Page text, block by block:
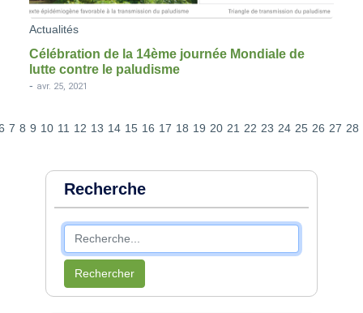
Actualités
Célébration de la 14ème journée Mondiale de
lutte contre le paludisme
- avr. 25, 2021
7 8 9 10 11 12 13 14 15 16 17 18 19 20 21 22 23 24 25 26 27 28
Recherche
Rechercher